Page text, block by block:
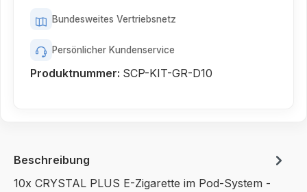
Bundesweites Vertriebsnetz
Persönlicher Kundenservice
Produktnummer: SCP-KIT-GR-D10
Beschreibung
10x CRYSTAL PLUS E-Zigarette im Pod-System -